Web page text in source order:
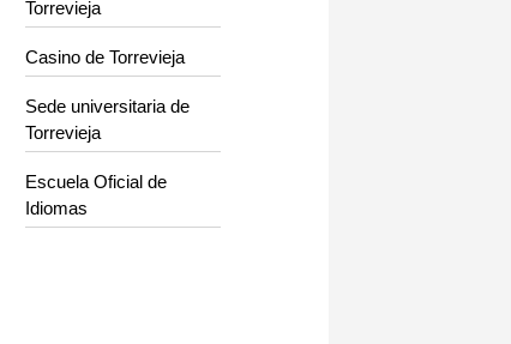
Torrevieja
Casino de Torrevieja
Sede universitaria de
Torrevieja
Escuela Oficial de
Idiomas